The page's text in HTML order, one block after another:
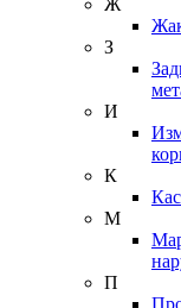
Ж
З
И
К
М
П